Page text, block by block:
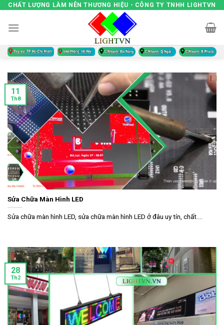
Skip
content
CHẤT LƯỢNG LÀM NÊN THƯƠNG HIỆU - CÔNG TY TNHH LIGHTVN
Sửa Chữa Màn Hình LED
Sửa chữa màn hình LED, sửa chữa màn hình LED ở đâu uy tín, chất....
11
Th8
28
Th2